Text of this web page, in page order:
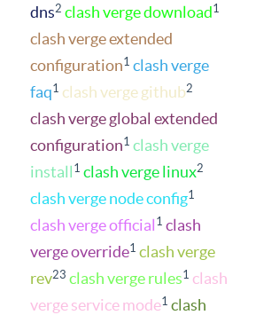
dns2 clash verge download1
clash verge extended
configuration1 clash verge
faq1 clash verge github2
clash verge global extended
configuration1 clash verge
install 1 clash verge linux2
clash verge node config1
clash verge official 1 clash
verge override1 clash verge
rev23 clash verge rules1 clash
verge service mode1 clash